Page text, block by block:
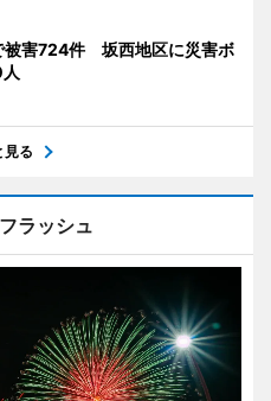
被害724件 坂西地区に災害ボ
見る
ラッシュ